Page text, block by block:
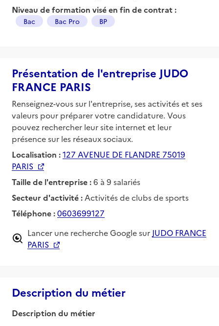
Niveau de formation visé en fin de contrat :
Bac Bac Pro BP
Présentation de l'entreprise JUDO
FRANCE PARIS
Renseignez-vous sur l'entreprise, ses activités et ses
valeurs pour préparer votre candidature. Vous
pouvez rechercher leur site internet et leur
présence sur les réseaux sociaux.
Localisation :127 AVENUE DE FLANDRE 75019
PARIS
Taille de l'entreprise :6 à 9 salariés
Secteur d'activité : Activités de clubs de sports
Téléphone :0603699127
Lancer une recherche Google sur JUDO FRANCE
PARIS
Description du métier
Description du métier